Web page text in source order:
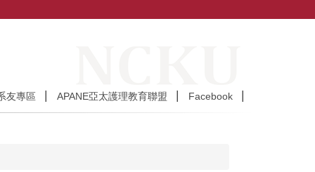
友專區 APANE亞太護理教育聯盟 Facebook